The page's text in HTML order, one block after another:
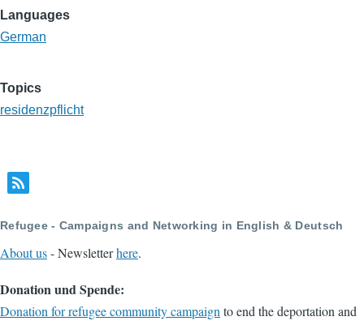
Languages
German
Topics
residenzpflicht
Refugee - Campaigns and Networking in English & Deutsch
About us- Newsletterhere.
Donation und Spende:
Donation for refugee community campaignto end the deportation and